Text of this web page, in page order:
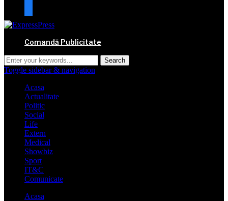
Comandă Publicitate
Toggle sidebar & navigation
Acasa
Actualitate
Politic
Social
Life
Extern
Medical
Showbiz
Sport
IT&C
Comunicate
Acasa